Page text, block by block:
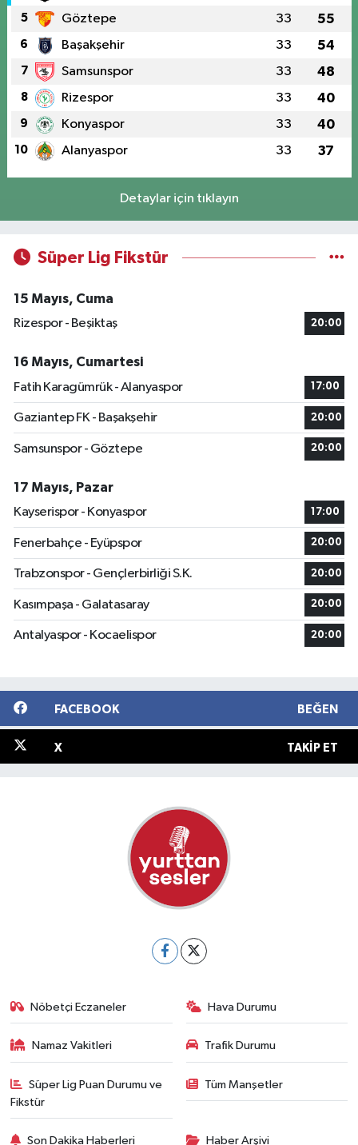
5 Göztepe 33 55
6 Başakşehir 33 54
7 Samsunspor 33 48
8 Rizespor 33 40
9 Konyaspor 33 40
10 Alanyaspor 33 37
Detaylar için tıklayın
Süper Lig Fikstür
15 Mayıs, Cuma
Rizespor - Beşiktaş
20:00
16 Mayıs, Cumartesi
Fatih Karagümrük - Alanyaspor
17:00
Gaziantep FK - Başakşehir 20:00
Samsunspor - Göztepe 20:00
17 Mayıs, Pazar
Kayserispor - Konyaspor
17:00
Fenerbahçe - Eyüpspor 20:00
Trabzonspor - Gençlerbirliği S.K. 20:00
Kasımpaşa - Galatasaray 20:00
Antalyaspor - Kocaelispor 20:00
FACEBOOK BEĞEN
X TAKIP ET
Nöbetçi Eczaneler Hava Durumu
Namaz Vakitleri Trafik Durumu
Süper Lig Puan Durumu ve
Fikstür
Tüm Manşetler
Son Dakika Haberleri Haber Arşivi